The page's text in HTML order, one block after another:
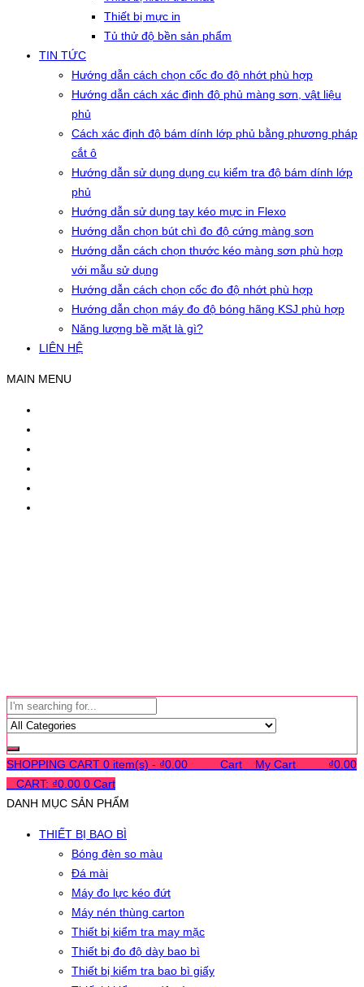
Thiết bị mực in
Tủ thử độ bền sản phẩm
TIN TỨC
Hướng dẫn cách chọn cốc đo độ nhớt phù hợp
Hướng dẫn cách xác định độ phủ màng sơn, vật liệu
phủ
Cách xác định độ bám dính lớp phủ bằng phương pháp
cắt ô
Hướng dẫn sử dụng dụng cụ kiểm tra độ bám dính lớp
phủ
Hướng dẫn sử dụng tay kéo mực in Flexo
Hướng dẫn chọn bút chì đo độ cứng màng sơn
Hướng dẫn cách chọn thước kéo màng sơn phù hợp
với mẫu sử dụng
Hướng dẫn cách chọn cốc đo độ nhớt phù hợp
Hướng dẫn chọn máy đo độ bóng hãng KSJ phù hợp
Năng lượng bề mặt là gì?
LIÊN HỆ
MAIN MENU
SHOPPING CART 0 item(s) - ₫0.00 Cart My Cart ₫0.00
CART: ₫0.00 0 Cart
DANH MỤC SẢN PHẨM
THIẾT BỊ BAO BÌ
Bóng đèn so màu
Đá mài
Máy đo lực kéo đứt
Máy nén thùng carton
Thiết bị kiểm tra may mặc
Thiết bị đo độ dày bao bì
Thiết bị kiểm tra bao bì giấy